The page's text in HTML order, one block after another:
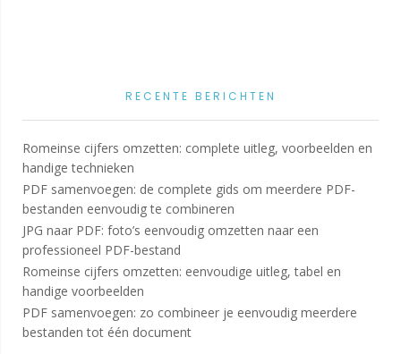
RECENTE BERICHTEN
Romeinse cijfers omzetten: complete uitleg, voorbeelden en
handige technieken
PDF samenvoegen: de complete gids om meerdere PDF-
bestanden eenvoudig te combineren
JPG naar PDF: foto’s eenvoudig omzetten naar een
professioneel PDF-bestand
Romeinse cijfers omzetten: eenvoudige uitleg, tabel en
handige voorbeelden
PDF samenvoegen: zo combineer je eenvoudig meerdere
bestanden tot één document